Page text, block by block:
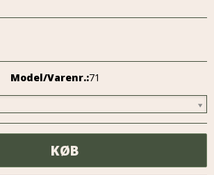
Model/Varenr.:71
KØB